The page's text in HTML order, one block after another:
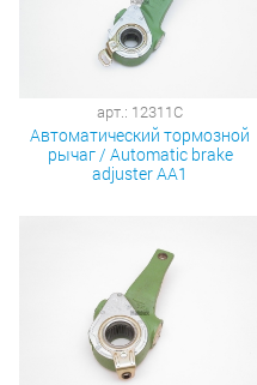
арт.: 12311C
Автоматический тормозной
рычаг / Automatic brake
adjuster AA1